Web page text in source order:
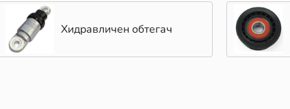
Хидравличен обтегач